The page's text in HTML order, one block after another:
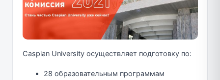
Caspian University осуществляет подготовку по:
28 образовательным программам